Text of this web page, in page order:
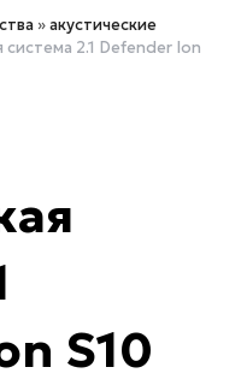
»акустические
система 2.1 Defender Ion
S10